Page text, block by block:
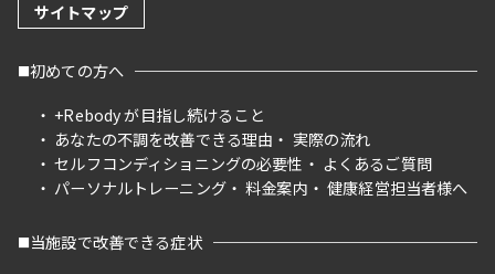
サイトマップ
初めての方へ
+Rebody が目指し続けること
あなたの不調を改善できる理由
実際の流れ
セルフコンディショニングの必要性
よくあるご質問
パーソナルトレーニング
料金案内 健康経営担当者様へ
当施設で改善できる症状